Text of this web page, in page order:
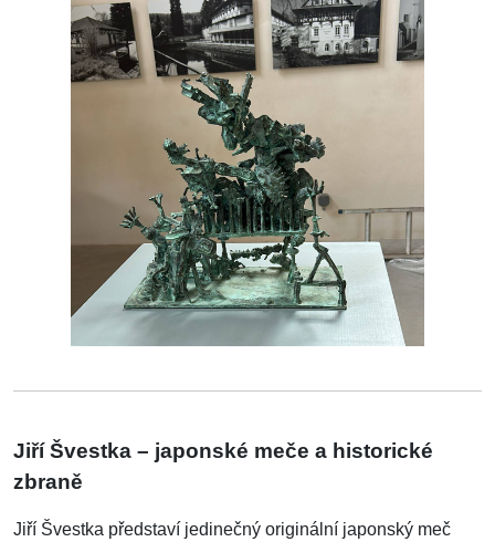
Jiří Švestka – japonské meče a historické
zbraně
Jiří Švestka představí jedinečný originální japonský meč